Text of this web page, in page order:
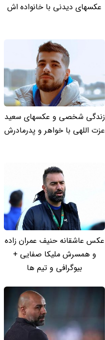
عکسهای دیدنی با خانواده اش
زندگی شخصی و عکسهای سعید
عزت اللهی با خواهر و پدرمادرش
عکس عاشقانه حنیف عمران زاده
و همسرش ملیکا صفایی +
بیوگرافی و تیم ها